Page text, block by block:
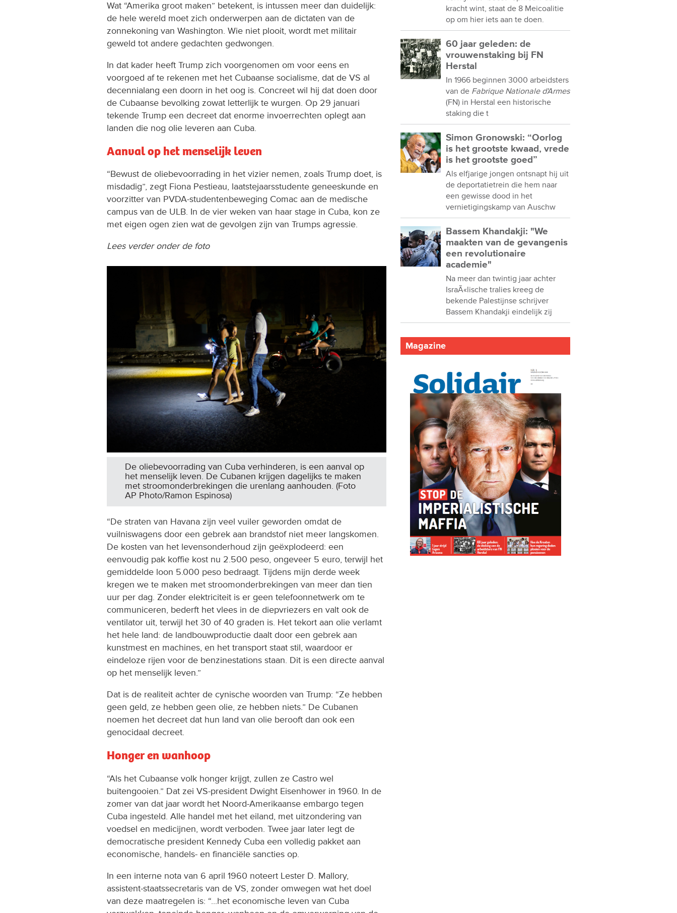
Wat “Amerika groot maken” betekent, is intussen meer dan duidelijk:
de hele wereld moet zich onderwerpen aan de dictaten van de
zonnekoning van Washington. Wie niet plooit, wordt met militair
geweld tot andere gedachten gedwongen.
In dat kader heeft Trump zich voorgenomen om voor eens en
voorgoed af te rekenen met het Cubaanse socialisme, dat de VS al
decennialang een doorn in het oog is. Concreet wil hij dat doen door
de Cubaanse bevolking zowat letterlijk te wurgen. Op 29 januari
tekende Trump een decreet dat enorme invoerrechten oplegt aan
landen die nog olie leveren aan Cuba.
Aanval op het menselijk leven
“Bewust de oliebevoorrading in het vizier nemen, zoals Trump doet, is
misdadig”, zegt Fiona Pestieau, laatstejaarsstudente geneeskunde en
voorzitter van PVDA-studentenbeweging Comac aan de medische
campus van de ULB. In de vier weken van haar stage in Cuba, kon ze
met eigen ogen zien wat de gevolgen zijn van Trumps agressie.
Lees verder onder de foto
De oliebevoorrading van Cuba verhinderen, is een aanval op
het menselijk leven. De Cubanen krijgen dagelijks te maken
met stroomonderbrekingen die urenlang aanhouden. (Foto
AP Photo/Ramon Espinosa)
“De straten van Havana zijn veel vuiler geworden omdat de
vuilniswagens door een gebrek aan brandstof niet meer langskomen.
De kosten van het levensonderhoud zijn geëxplodeerd: een
eenvoudig pak koffie kost nu 2.500 peso, ongeveer 5 euro, terwijl het
gemiddelde loon 5.000 peso bedraagt. Tijdens mijn derde week
kregen we te maken met stroomonderbrekingen van meer dan tien
uur per dag. Zonder elektriciteit is er geen telefoonnetwerk om te
communiceren, bederft het vlees in de diepvriezers en valt ook de
ventilator uit, terwijl het 30 of 40 graden is. Het tekort aan olie verlamt
het hele land: de landbouwproductie daalt door een gebrek aan
kunstmest en machines, en het transport staat stil, waardoor er
eindeloze rijen voor de benzinestations staan. Dit is een directe aanval
op het menselijk leven.”
Dat is de realiteit achter de cynische woorden van Trump: “Ze hebben
geen geld, ze hebben geen olie, ze hebben niets.” De Cubanen
noemen het decreet dat hun land van olie berooft dan ook een
genocidaal decreet.
Honger en wanhoop
“Als het Cubaanse volk honger krijgt, zullen ze Castro wel
buitengooien.” Dat zei VS-president Dwight Eisenhower in 1960. In de
zomer van dat jaar wordt het Noord-Amerikaanse embargo tegen
Cuba ingesteld. Alle handel met het eiland, met uitzondering van
voedsel en medicijnen, wordt verboden. Twee jaar later legt de
democratische president Kennedy Cuba een volledig pakket aan
economische, handels- en financiële sancties op.
In een interne nota van 6 april 1960 noteert Lester D. Mallory,
assistent-staatssecretaris van de VS, zonder omwegen wat het doel
van deze maatregelen is: “...het economische leven van Cuba
kracht wint, staat de 8 Meicoalitie
op om hier iets aan te doen.
60 jaar geleden: de
vrouwenstaking bij FN
Herstal
In 1966 beginnen 3000 arbeidsters
van de Fabrique Nationale d'Armes
(FN) in Herstal een historische
staking die t
Simon Gronowski: “Oorlog
is het grootste kwaad, vrede
is het grootste goed”
Als elfjarige jongen ontsnapt hij uit
de deportatietrein die hem naar
een gewisse dood in het
vernietigingskamp van Auschw
Bassem Khandakji: "We
maakten van de gevangenis
een revolutionaire
academie"
Na meer dan twintig jaar achter
IsraÃ«lische tralies kreeg de
bekende Palestijnse schrijver
Bassem Khandakji eindelijk zij
Magazine